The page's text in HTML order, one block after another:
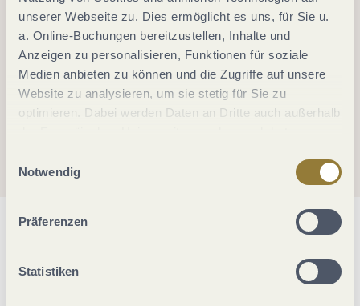
unserer Webseite zu. Dies ermöglicht es uns, für Sie u.
a. Online-Buchungen bereitzustellen, Inhalte und
Anzeigen zu personalisieren, Funktionen für soziale
Medien anbieten zu können und die Zugriffe auf unsere
Website zu analysieren, um sie stetig für Sie zu
optimieren. Dabei werden Daten an Dritte auch außerhalb
der Europäischen Union weitergegeben und dort
jederzeit widerrufen werden. Mit der Auswahl "Alle
ablehnen" kann es zu Beeinträchtigungen in der Nutzung
Notwendig
Präferenzen
Statistiken
Allgemeine Informationen